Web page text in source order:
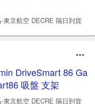
東京航空 DECRE 隔日到貨
DriveSmart 86 Ga
吸盤 支架
東京航空 DECRE 隔日到貨